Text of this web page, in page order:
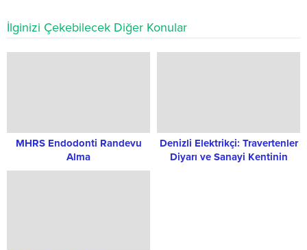
İlginizi Çekebilecek Diğer Konular
MHRS Endodonti Randevu
Alma
Denizli Elektrikçi: Travertenler
Diyarı ve Sanayi Kentinin